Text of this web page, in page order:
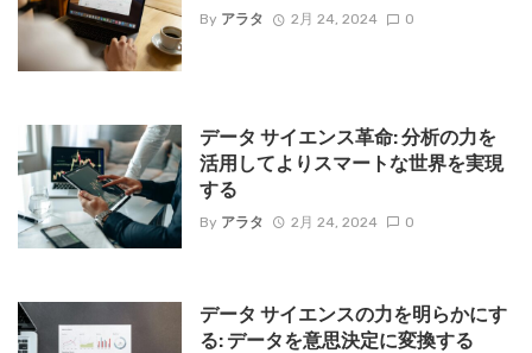
By アラタ 2月 24, 2024 0
データ サイエンス革命: 分析の力を
活用してよりスマートな世界を実現
する
By アラタ 2月 24, 2024 0
データ サイエンスの力を明らかにす
る: データを意思決定に変換する